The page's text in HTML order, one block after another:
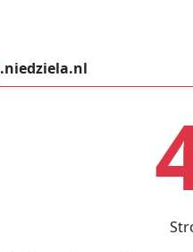
.niedziela.nl